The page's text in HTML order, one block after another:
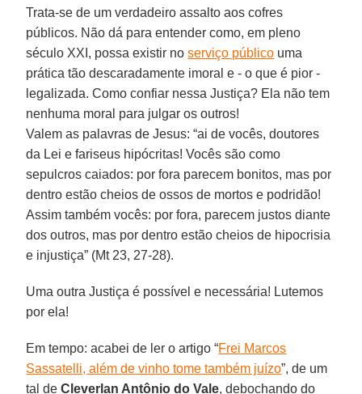
Trata-se de um verdadeiro assalto aos cofres
públicos. Não dá para entender como, em pleno
século XXI, possa existir noserviço público uma
prática tão descaradamente imoral e - o que é pior -
legalizada. Como confiar nessa Justiça? Ela não tem
nenhuma moral para julgar os outros!
Valem as palavras de Jesus: “ai de vocês, doutores
da Lei e fariseus hipócritas! Vocês são como
sepulcros caiados: por fora parecem bonitos, mas por
dentro estão cheios de ossos de mortos e podridão!
Assim também vocês: por fora, parecem justos diante
dos outros, mas por dentro estão cheios de hipocrisia
e injustiça” (Mt 23, 27-28).
Uma outra Justiça é possível e necessária! Lutemos
por ela!
Em tempo: acabei de ler o artigo “Frei Marcos
Sassatelli, além de vinho tome também juízo”, de um
tal deCleverlan Antônio do Vale, debochando do